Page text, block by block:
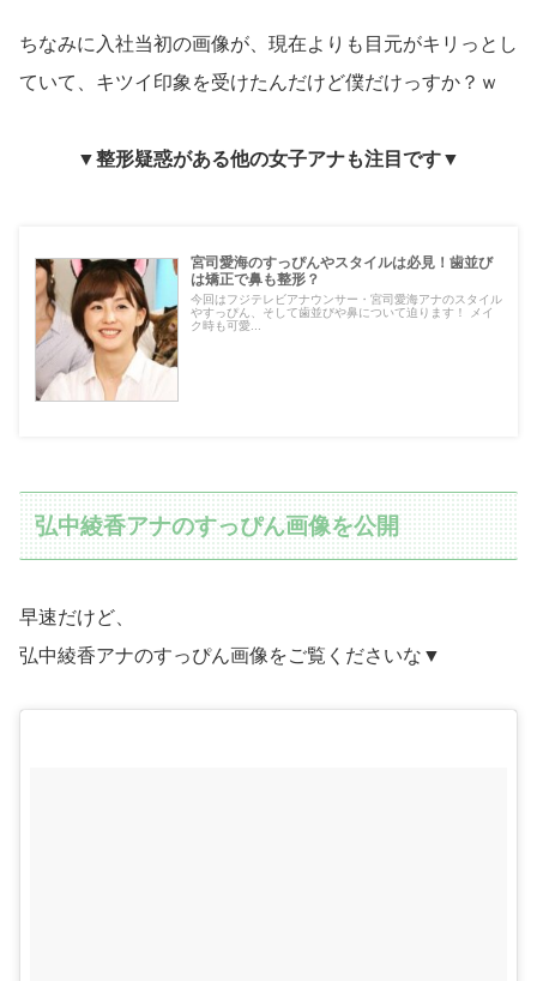
ちなみに入社当初の画像が、現在よりも目元がキリっとし
ていて、キツイ印象を受けたんだけど僕だけっすか？ｗ
▼整形疑惑がある他の女子アナも注目です▼
宮司愛海のすっぴんやスタイルは必見！歯並び
は矯正で鼻も整形？
今回はフジテレビアナウンサー・宮司愛海アナのスタイル
やすっぴん、そして歯並びや鼻について迫ります！ メイ
ク時も可愛...
弘中綾香アナのすっぴん画像を公開
早速だけど、
弘中綾香アナのすっぴん画像をご覧くださいな▼